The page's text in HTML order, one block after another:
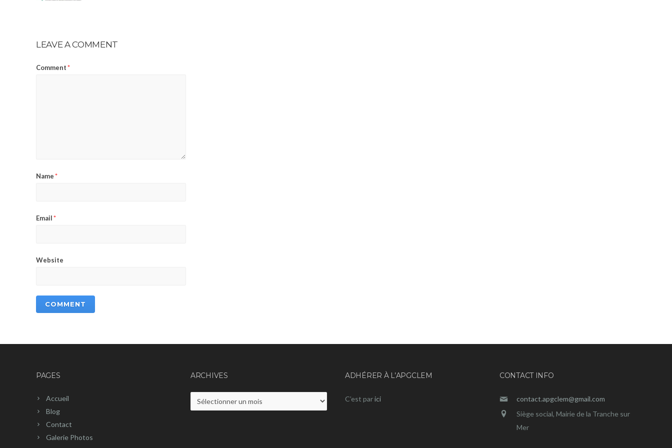
LEAVE A COMMENT
Comment*
Name*
Email*
Website
PAGES
Accueil
Blog
Contact
Galerie Photos
ARCHIVES
Archives
ADHÉRER À L’APGCLEM
C’est parici
CONTACT INFO
contact.apgclem@gmail.com
Siège social, Mairie de la Tranche sur
Mer